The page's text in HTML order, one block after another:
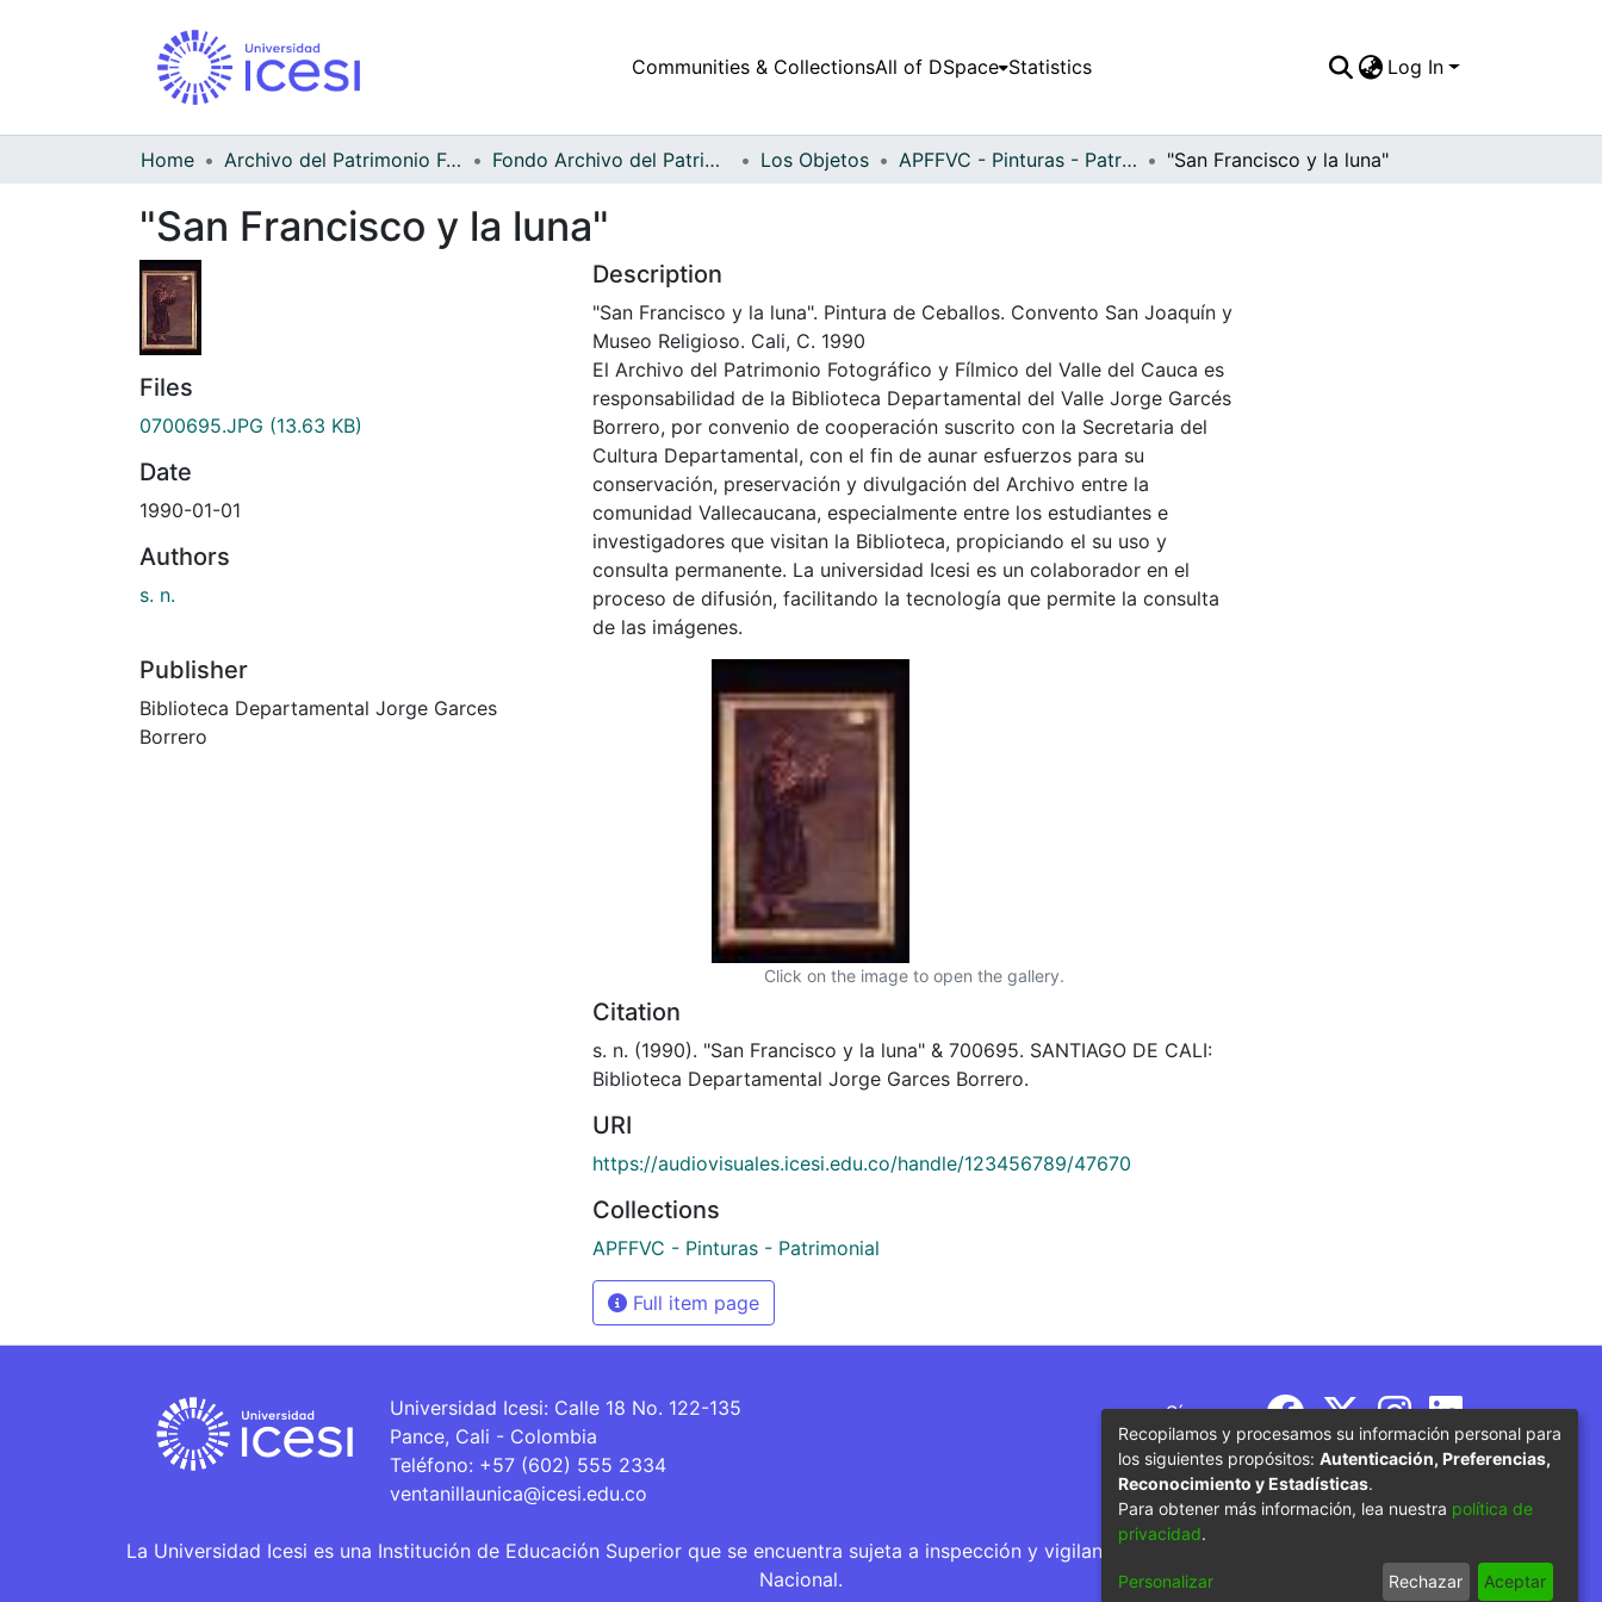
Communities & CollectionsAll of DSpace Statistics Log In
Home Archivo del Patrimonio Fotográfico y Fílmico del Valle del Cauca Fondo Archivo del Patrimonio Fotográfico y Fílmico del Valle del Cauca Los Objetos APFFVC - Pinturas - Patrimonial "San Francisco y la luna"
"San Francisco y la luna"
Files
0700695.JPG (13.63 KB)
Date
1990-01-01
Authors
s. n.
Publisher
Biblioteca Departamental Jorge Garces
Borrero
Description
"San Francisco y la luna". Pintura de Ceballos. Convento San Joaquín y
Museo Religioso. Cali, C. 1990
El Archivo del Patrimonio Fotográfico y Fílmico del Valle del Cauca es
responsabilidad de la Biblioteca Departamental del Valle Jorge Garcés
Borrero, por convenio de cooperación suscrito con la Secretaria del
Cultura Departamental, con el fin de aunar esfuerzos para su
conservación, preservación y divulgación del Archivo entre la
comunidad Vallecaucana, especialmente entre los estudiantes e
investigadores que visitan la Biblioteca, propiciando el su uso y
consulta permanente. La universidad Icesi es un colaborador en el
proceso de difusión, facilitando la tecnología que permite la consulta
de las imágenes.
Click on the image to open the gallery.
Citation
s. n. (1990). "San Francisco y la luna" & 700695. SANTIAGO DE CALI:
Biblioteca Departamental Jorge Garces Borrero.
URI
https://audiovisuales.icesi.edu.co/handle/123456789/47670
Collections
APFFVC - Pinturas - Patrimonial
Full item page
Universidad Icesi: Calle 18 No. 122-135
Pance, Cali - Colombia
Teléfono: +57 (602) 555 2334
ventanillaunica@icesi.edu.co
Síguenos
La Universidad Icesi es una Institución de Educación Superior que se encuentra sujeta a inspección y vigilancia por parte del Ministerio de Educación
Nacional.
Recopilamos y procesamos su información personal para
los siguientes propósitos: Autenticación, Preferencias,
Reconocimiento y Estadísticas.
Para obtener más información, lea nuestra política de
privacidad.
Personalizar Rechazar Aceptar